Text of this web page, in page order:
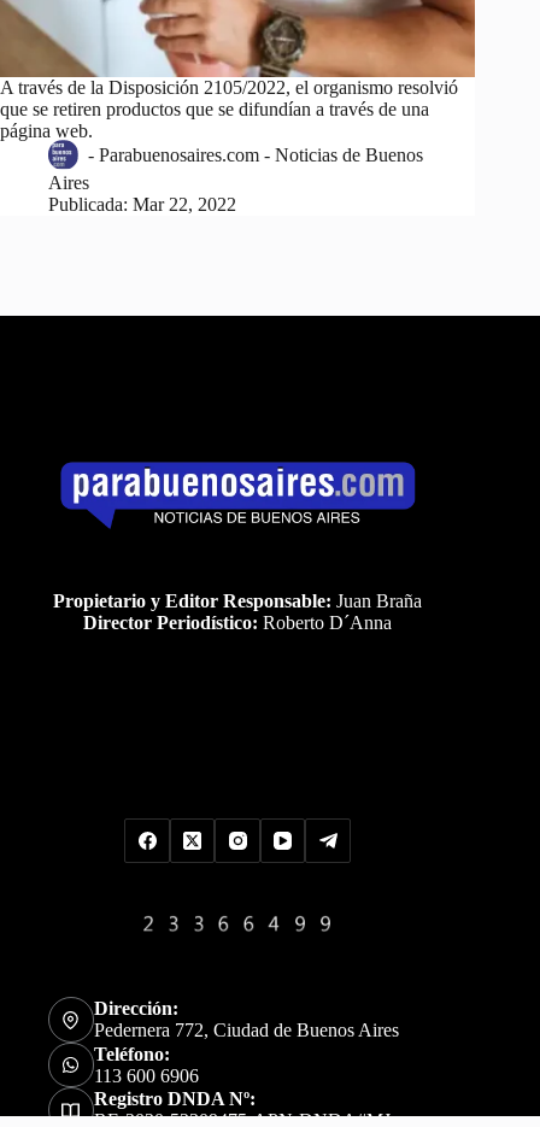
A través de la Disposición 2105/2022, el organismo resolvió
que se retiren productos que se difundían a través de una
página web.
- Parabuenosaires.com - Noticias de Buenos
Aires
Publicada: Mar 22, 2022
Propietario y Editor Responsable: Juan Braña
Director Periodístico: Roberto D´Anna
Dirección:
Pedernera 772, Ciudad de Buenos Aires
Teléfono:
113 600 6906
Registro DNDA Nº:
RE-2020-52309475-APN-DNDA#MJ